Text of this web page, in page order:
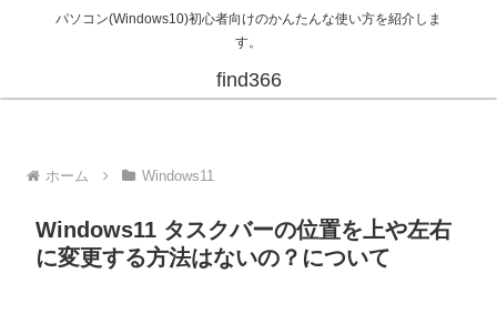
パソコン(Windows10)初心者向けのかんたんな使い方を紹介しま
す。
find366
ホーム Windows11
Windows11 タスクバーの位置を上や左右
に変更する方法はないの？について